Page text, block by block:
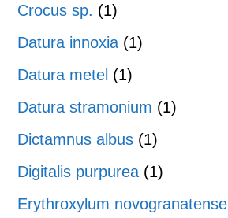
Crocus sp. (1)
Datura innoxia (1)
Datura metel (1)
Datura stramonium (1)
Dictamnus albus (1)
Digitalis purpurea (1)
Erythroxylum novogranatense